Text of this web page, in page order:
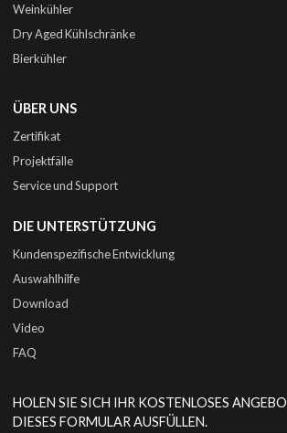
Weinkühler
Dry Aged Kühlschränke
Bierkühler
ÜBER UNS
Zertifikat
Projektfälle
Service und Support
DIE UNTERSTÜTZUNG
Kundenspezifische Entwicklung
Auswahlhilfe
Download
Video
FAQ
HOLEN SIE SICH IHR KOSTENLOSES
DIESES FORMULAR AUSFÜLLEN.